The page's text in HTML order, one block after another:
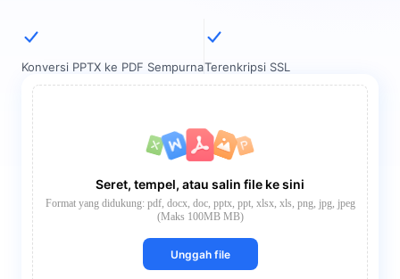
Konversi PPTX ke PDF SempurnaTerenkripsi SSL
Seret, tempel, atau salin file ke sini
Format yang didukung: pdf, docx, doc, pptx, ppt, xlsx, xls, png, jpg, jpeg
(Maks 100MB MB)
Unggah file